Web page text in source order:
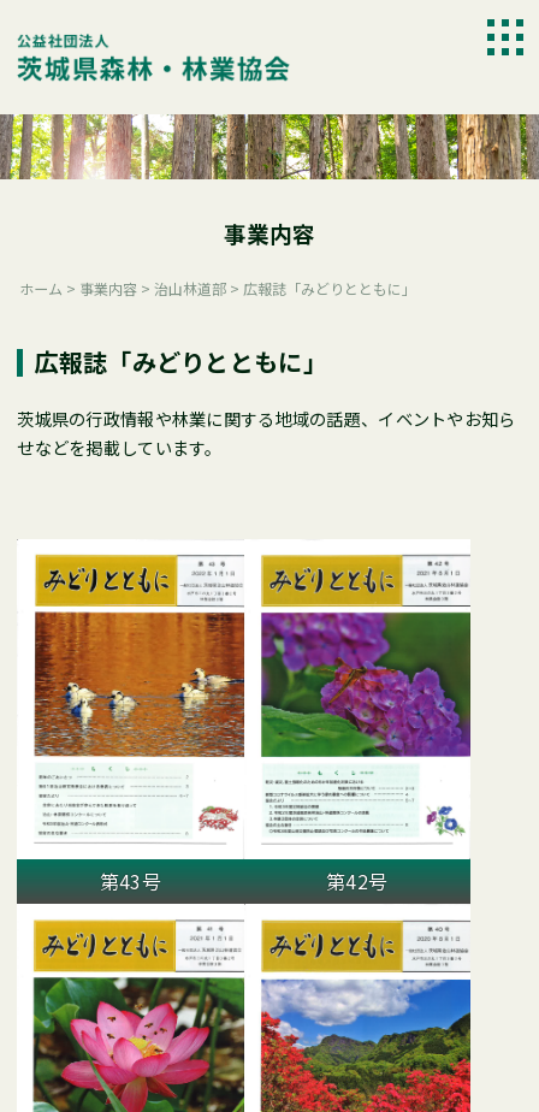
content
事業内容
ホーム > 事業内容 > 治山林道部 > 広報誌「みどりとともに」
広報誌「みどりとともに」
茨城県の行政情報や林業に関する地域の話題、イベントやお知ら
せなどを掲載しています。
第43号 第42号